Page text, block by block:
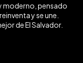
moderno, pensado
y se une.
de El Salvador.